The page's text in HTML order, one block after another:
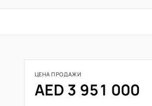
ЦЕНА ПРОДАЖИ
AED 3 951 000